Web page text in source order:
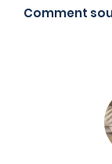
Comment